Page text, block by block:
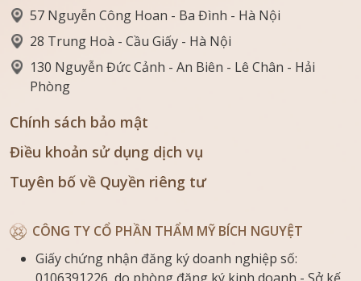
57 Nguyễn Công Hoan - Ba Đình - Hà Nội
28 Trung Hoà - Cầu Giấy - Hà Nội
130 Nguyễn Đức Cảnh - An Biên - Lê Chân - Hải
Phòng
Chính sách bảo mật
Điều khoản sử dụng dịch vụ
Tuyên bố về Quyền riêng tư
CÔNG TY CỔ PHẦN THẨM MỸ BÍCH NGUYỆT
Giấy chứng nhận đăng ký doanh nghiệp số: